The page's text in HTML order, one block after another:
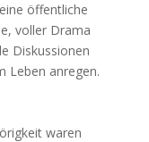
öffentliche
voller Drama
Diskussionen
Leben anregen.
waren